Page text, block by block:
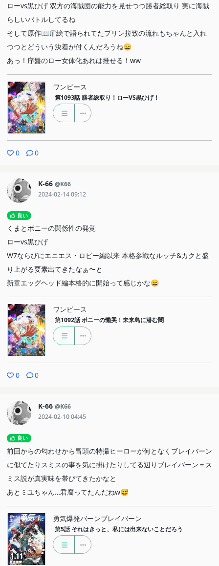
ローvs黒ひげ 双方の海賊団の能力を見せつつ勝者総取り 実に海賊
らしいバトルしてるね
そして原作📖扉絵で語られてたプリン拉致の流れもちゃんと入れ
つつとどういう決着が付くんだろうね😄
あっ！序盤のロー女体化あれは推せる！ww
ワンピース
第1093話 勝者総取り！ローVS黒ひげ！
0 0
K-66 @K66
2024-02-14 09:12
良い
くまとボニーの関係性の発覚
ローvs黒ひげ
W7ならびにエニエス・ロビー編以来 本格参戦なルッチ&カクと盛
り上がる要素出てきたなぁ〜と
新章エッグヘッド編本格的に開始って感じかな😄
ワンピース
第1092話 ボニーの慟哭！未来島に潜む闇
0 0
K-66 @K66
2024-02-10 04:45
良い
前回からの匂わせから冒頭の特撮ヒーローが何となくブレイバーン
に似てたりスミスの事を気に掛けたりしてる辺りブレイバーン＝ス
ミス説が真実味を帯びてきたかなと
あとミユちゃん…君腐ってたんだねw😅
勇気爆発バーンブレイバーン
第5話 それはきっと、私には出来ないことだろう